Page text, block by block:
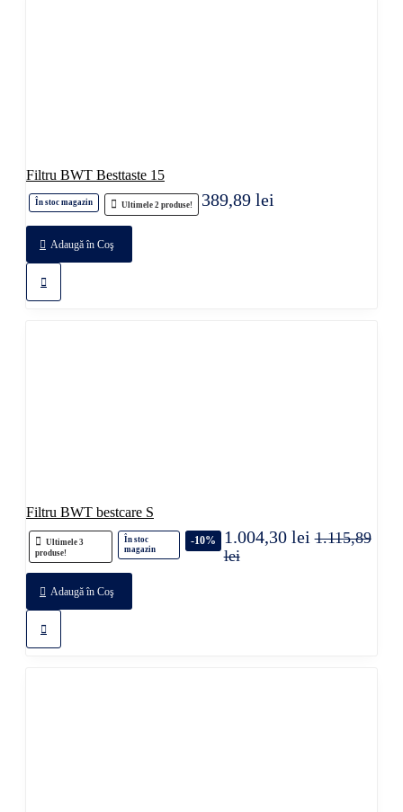
Filtru BWT Besttaste 15
Ultimele 2 produse!
În stoc magazin 389,89 lei
Adaugă în Coş
Filtru BWT bestcare S
Ultimele 3
produse!
În stoc
magazin
-10% 1.004,30 lei 1.115,89
lei
Adaugă în Coş